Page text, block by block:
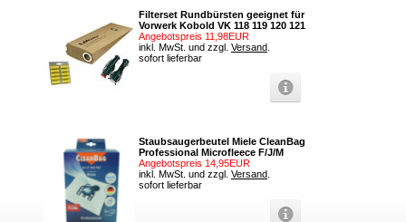
Filterset Rundbürsten geeignet für
Vorwerk Kobold VK 118 119 120 121
Angebotspreis 11,98EUR
inkl. MwSt. und zzgl. Versand
sofort lieferbar
Staubsaugerbeutel Miele CleanBag
Professional Microfleece F/J/M
Angebotspreis 14,95EUR
inkl. MwSt. und zzgl. Versand
sofort lieferbar